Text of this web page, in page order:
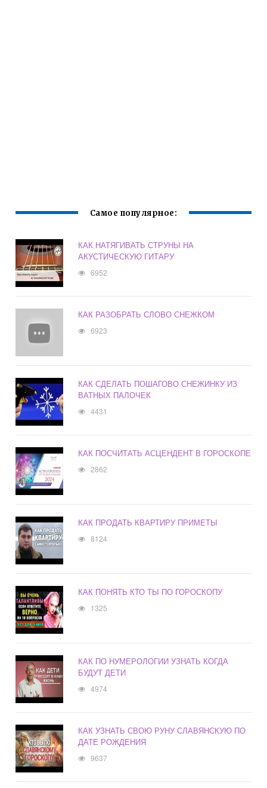
Самое популярное:
КАК НАТЯГИВАТЬ СТРУНЫ НА
АКУСТИЧЕСКУЮ ГИТАРУ
6952
КАК РАЗОБРАТЬ СЛОВО СНЕЖКОМ
6923
КАК СДЕЛАТЬ ПОШАГОВО СНЕЖИНКУ ИЗ
ВАТНЫХ ПАЛОЧЕК
4431
КАК ПОСЧИТАТЬ АСЦЕНДЕНТ В ГОРОСКОПЕ
2862
КАК ПРОДАТЬ КВАРТИРУ ПРИМЕТЫ
8124
КАК ПОНЯТЬ КТО ТЫ ПО ГОРОСКОПУ
1325
КАК ПО НУМЕРОЛОГИИ УЗНАТЬ КОГДА
БУДУТ ДЕТИ
4974
КАК УЗНАТЬ СВОЮ РУНУ СЛАВЯНСКУЮ ПО
ДАТЕ РОЖДЕНИЯ
9637